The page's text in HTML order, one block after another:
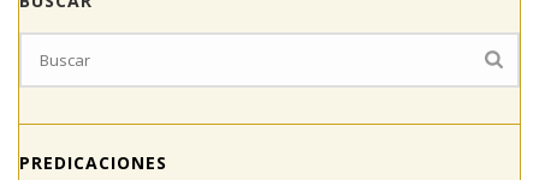
PREDICACIONES